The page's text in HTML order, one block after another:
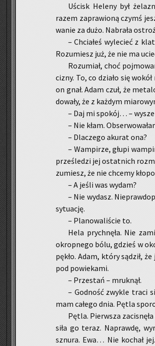
Uścisk He­le­ny był
razem za­pra­wio­ną czymś
wa­nie za dużo. Na­bra­ła
– Chcia­łeś wy­le­cieć z
Ro­zu­miesz już, że nie ma
Ro­zu­miał, choć
ci­zny. To, co dzia­ło się
on gnał. Adam czuł, że
do­wa­ły, że z każ­dym
– Daj mi spo­kój… –
– Nie kłam.
– Dla­cze­go aku­rat ona?
– Wam­pi­rze, głupi
prze­śle­dzi jej ostat­nich
zu­miesz, że nie chce­my
– A jeśli was wydam?
– Nie wy­dasz.
sy­tu­ację.
– Pla­no­wa­li­ście to.
Hela prych­nę­ła. Nie
okrop­ne­go bólu, gdzieś w
pękło. Adam, który są­dził,
pod po­wie­ka­mi.
– Prze­stań – mruk­nął.
– God­ność zwy­kle traci
mam ca­łe­go dnia. Pętla
Pętla. Pierw­sza
si­ła go teraz. Na­praw­dę,
sznu­ra. Ewa… Nie ko­chał